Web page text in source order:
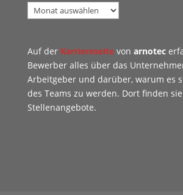
Beiträge
Auf der Karriereseitevon arnotec
Bewerber alles über das
Arbeitgeber und darüber, warum es
des Teams zu werden. Dort finden
Stellenangebote.